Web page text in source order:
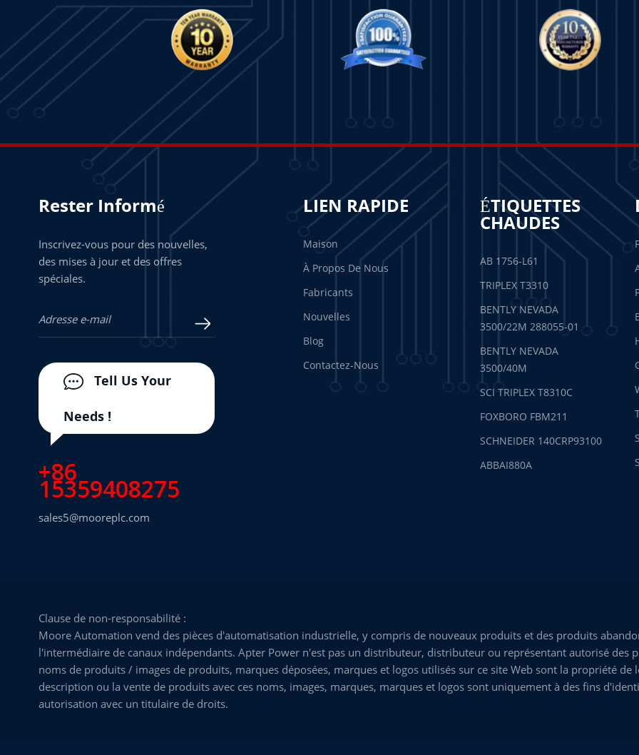
Rester Informé
Inscrivez-vous pour des nouvelles,
des mises à jour et des offres
spéciales.
Tell Us Your
Needs !
+86
15359408275
sales5@mooreplc.com
LIEN RAPIDE
Maison
À Propos De Nous
Fabricants
Nouvelles
Blog
Contactez-Nous
ÉTIQUETTES
CHAUDES
AB 1756-L61
TRIPLEX T3310
BENTLY NEVADA
3500/22M 288055-01
BENTLY NEVADA
3500/40M
SCI TRIPLEX T8310C
FOXBORO FBM211
SCHNEIDER 140CRP93100
ABBAI880A
Clause de non-responsabilité :
Moore Automation vend des pièces d'automatisation industrielle, y compris de nouveaux produits et des produits
l'intermédiaire de canaux indépendants. Apter Power n'est pas un distributeur, distributeur ou représentant autorisé des
noms de produits / images de produits, marques déposées, marques et logos utilisés sur ce site Web sont la propriété
description ou la vente de produits avec ces noms, images, marques, marques et logos sont uniquement à des fins
autorisation avec un titulaire de droits.